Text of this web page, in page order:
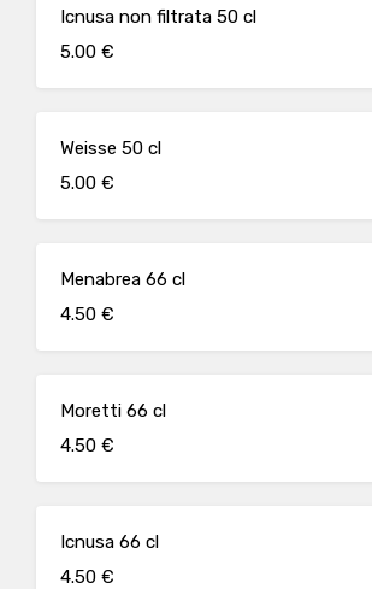
Icnusa non filtrata 50 cl
5.00 €
Weisse 50 cl
5.00 €
Menabrea 66 cl
4.50 €
Moretti 66 cl
4.50 €
Icnusa 66 cl
4.50 €